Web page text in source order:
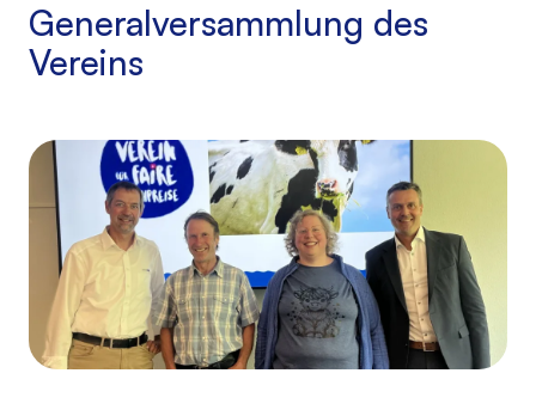
DE | FR
Generalversammlung des
Vereins